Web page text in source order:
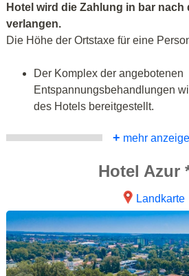
Hotel wird die Zahlung in bar nach
verlangen.
Die Höhe der Ortstaxe für eine
Der Komplex der angebotenen
Entspannungsbehandlungen
des Hotels bereitgestellt.
+ mehr
Hotel Azur
Landkarte